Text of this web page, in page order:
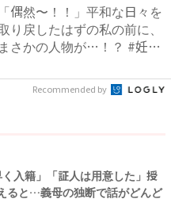
「偶然〜！！」平和な日々を
り戻したはずの私の前に、
まさかの人物が…！？ #妊
Recommended by
く入籍」「証人は用意した」授
ると…義母の独断で話がどんど